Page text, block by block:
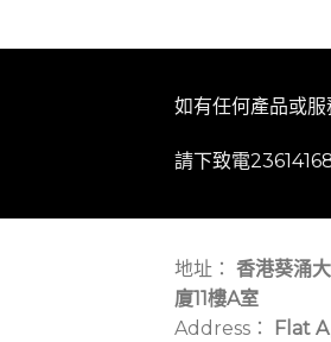
如有任何產品或服
請下致電
地址： 香港葵涌
廈11樓A室
Address：
Flat